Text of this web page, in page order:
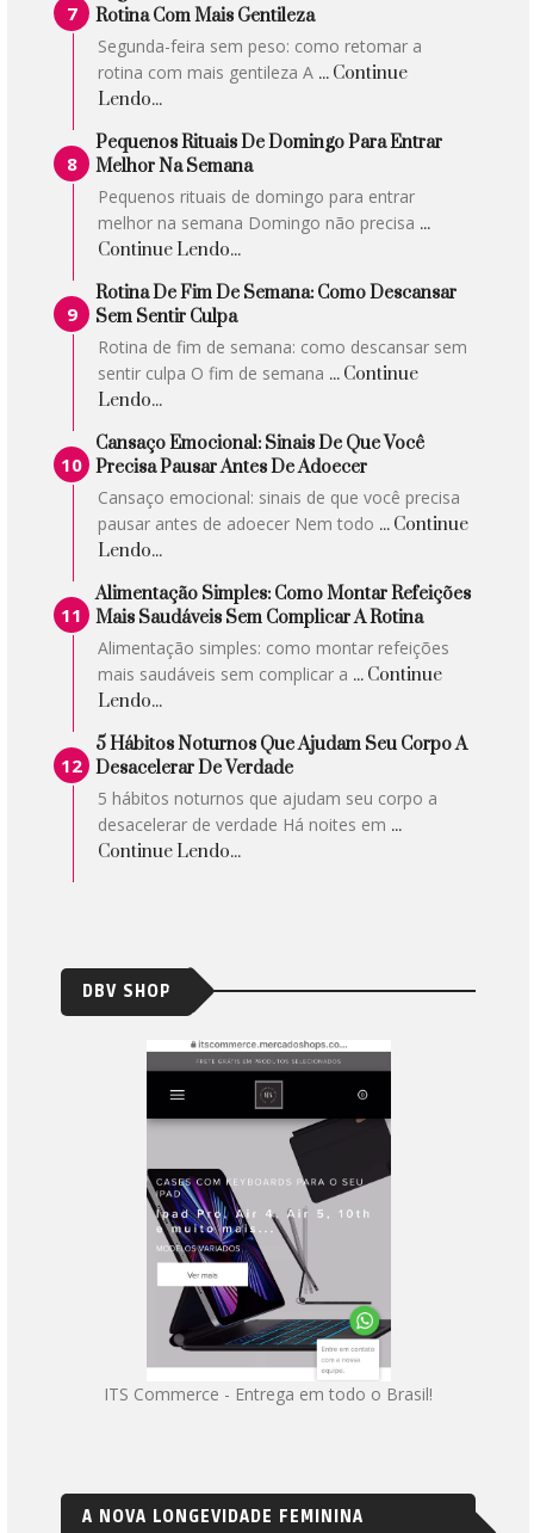
Rotina Com Mais Gentileza
Segunda-feira sem peso: como retomar a
rotina com mais gentileza A ... Continue
Lendo...
Pequenos Rituais De Domingo Para Entrar
Melhor Na Semana
Pequenos rituais de domingo para entrar
melhor na semana Domingo não precisa ...
Continue Lendo...
Rotina De Fim De Semana: Como Descansar
Sem Sentir Culpa
Rotina de fim de semana: como descansar sem
sentir culpa O fim de semana ... Continue
Lendo...
Cansaço Emocional: Sinais De Que Você
Precisa Pausar Antes De Adoecer
Cansaço emocional: sinais de que você precisa
pausar antes de adoecer Nem todo ... Continue
Lendo...
Alimentação Simples: Como Montar Refeições
Mais Saudáveis Sem Complicar A Rotina
Alimentação simples: como montar refeições
mais saudáveis sem complicar a ... Continue
Lendo...
5 Hábitos Noturnos Que Ajudam Seu Corpo A
Desacelerar De Verdade
5 hábitos noturnos que ajudam seu corpo a
desacelerar de verdade Há noites em ...
Continue Lendo...
DBV SHOP
ITS Commerce - Entrega em todo o Brasil!
A NOVA LONGEVIDADE FEMININA